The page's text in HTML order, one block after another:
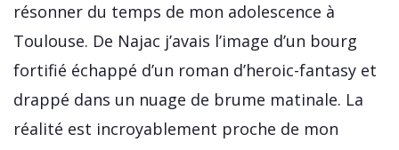
résonner du temps de mon adolescence à
Toulouse. De Najac j’avais l’image d’un bourg
fortifié échappé d’un roman d’heroic-fantasy et
drappé dans un nuage de brume matinale. La
réalité est incroyablement proche de mon